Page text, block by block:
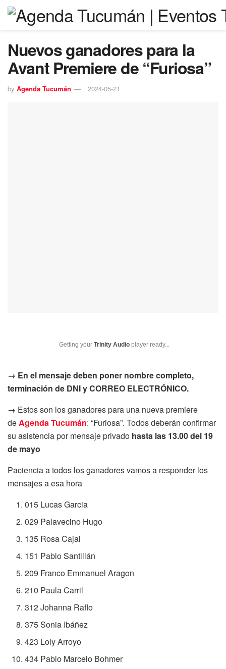
Nuevos ganadores para la
Avant Premiere de “Furiosa”
by Agenda Tucumán 2024-05-21
Getting your Trinity Audio player ready...
→ En el mensaje deben poner nombre completo,
terminación de DNI y CORREO ELECTRÓNICO.
→ Estos son los ganadores para una nueva premiere
deAgenda Tucumán: “Furiosa”. Todos deberán confirmar
su asistencia por mensaje privado hasta las 13.00 del 19
de mayo
Paciencia a todos los ganadores vamos a responder los
mensajes a esa hora
015 Lucas Garcia
029 Palavecino Hugo
135 Rosa Cajal
151 Pablo Santillán
209 Franco Emmanuel Aragon
210 Paula Carril
312 Johanna Raflo
375 Sonia Ibáñez
423 Loly Arroyo
434 Pablo Marcelo Bohmer